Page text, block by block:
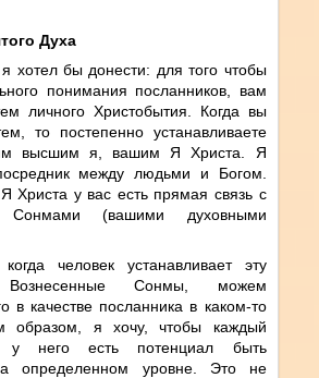
Духа
хотел бы донести: для того чтобы
понимания посланников, вам
личного Христобытия. Когда вы
то постепенно устанавливаете
высшим я, вашим Я Христа. Я
между людьми и Богом.
Христа у вас есть прямая связь с
Сонмами (вашими духовными
человек устанавливает эту
Сонмы, можем
в качестве посланника в каком-то
образом, я хочу, чтобы каждый
у него есть потенциал быть
определенном уровне. Это не